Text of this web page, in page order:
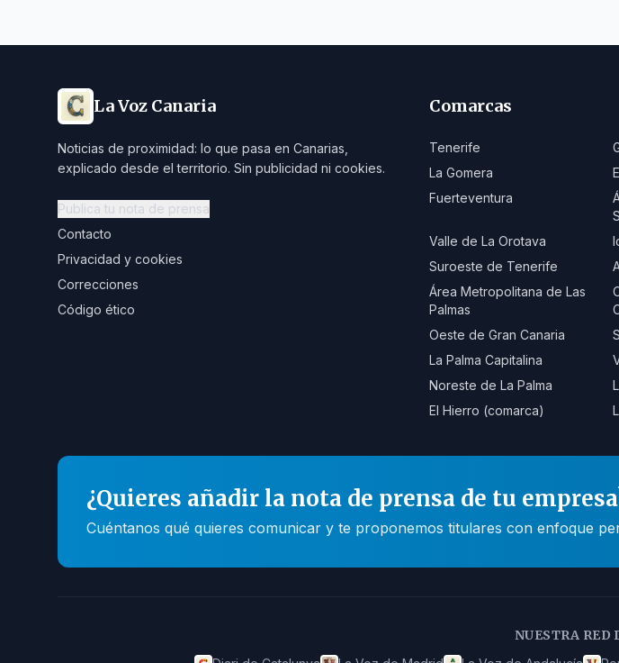
La Voz Canaria
Noticias de proximidad: lo que pasa en Canarias,
explicado desde el territorio. Sin publicidad ni cookies.
Publica tu nota de prensa
Contacto
Privacidad y cookies
Correcciones
Código ético
Comarcas
Tenerife
La Gomera
Fuerteventura
Valle de La Orotava
Suroeste de Tenerife
Área Metropolitana de Las
Palmas
Oeste de Gran Canaria
La Palma Capitalina
Noreste de La Palma
El Hierro (comarca)
¿Quieres añadir la nota de prensa de tu
Cuéntanos qué quieres comunicar y te proponemos titulares con enfoque
NUESTRA RED